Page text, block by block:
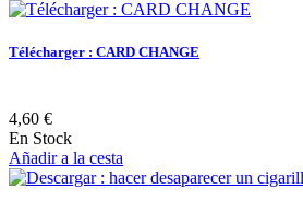
Télécharger : CARD CHANGE
4,60 €
En Stock
Añadir a la cesta